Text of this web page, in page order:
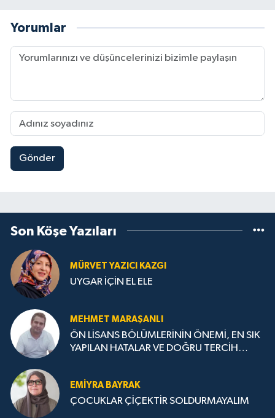
Yorumlar
Gönder
Son Köşe Yazıları
MÜRVET YAZICI KAZGI
UYGAR İÇİN EL ELE
MEHMET MARAŞANLI
ÖN LİSANS BÖLÜMLERİNİN ÖNEMİ, EN SIK
YAPILAN HATALAR VE DOĞRU TERCİH
EMIYRA BAYRAK
ÇOCUKLAR ÇİÇEKTİR SOLDURMAYALIM